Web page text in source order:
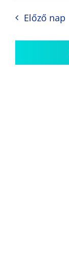
Előző nap